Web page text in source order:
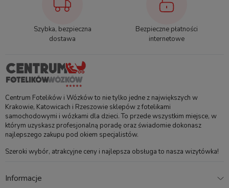
Bezpieczeństwo
Certyfikaty i ostrzeżenie bezpieczeństwa
Produkt wprowadzony do obrotu na terenie Unii Europejskiej przed
13.12.2024
INSTRUKCJA OBSŁUGI Nuna Demi Next – otwórz
Producent
Szybka, bezpieczna
dostawa
Bezpieczne płatności
internetowe
Centrum Fotelików i Wózków to nie tylko jedne z największych w
Krakowie, Katowicach i Rzeszowie sklepów z fotelikami
samochodowymi i wózkami dla dzieci. To przede wszystkim miejsce, w
którym uzyskasz profesjonalną poradę oraz świadomie dokonasz
najlepszego zakupu pod okiem specjalistów.
Szeroki wybór, atrakcyjne ceny i najlepsza obsługa to nasza wizytówka!
Informacje